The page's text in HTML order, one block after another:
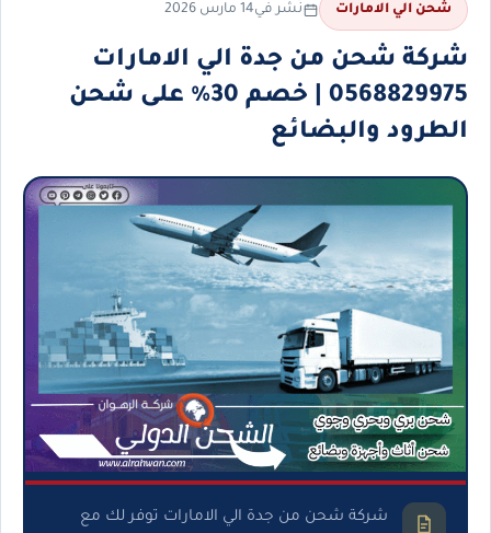
شحن الي الامارات نُشر في14 مارس 2026
شركة شحن من جدة الي الامارات
0568829975 | خصم 30% على شحن
الطرود والبضائع
شركة شحن من جدة الي الامارات توفر لك مع